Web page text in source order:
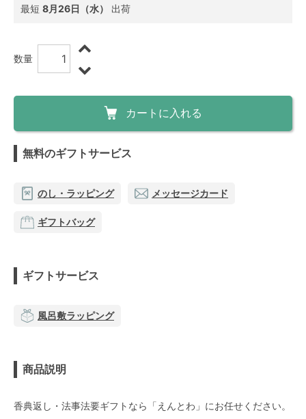
最短 8月26日（水） 出荷
数量
カートに入れる
無料のギフトサービス
のし・ラッピング メッセージカード
ギフトバッグ
ギフトサービス
風呂敷ラッピング
商品説明
香典返し・法事法要ギフトなら「えんとわ」にお任せください。